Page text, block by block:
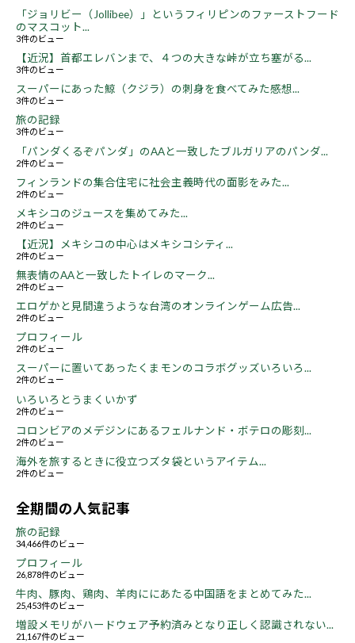
「ジョリビー（Jollibee）」というフィリピンのファーストフード
のマスコット...
3件のビュー
【近況】首都エレバンまで、４つの大きな峠が立ち塞がる...
3件のビュー
スーパーにあった鯨（クジラ）の刺身を食べてみた感想...
3件のビュー
旅の記録
3件のビュー
「パンダくるぞパンダ」のAAと一致したブルガリアのパンダ...
2件のビュー
フィンランドの集合住宅に社会主義時代の面影をみた...
2件のビュー
メキシコのジュースを集めてみた...
2件のビュー
【近況】メキシコの中心はメキシコシティ...
2件のビュー
無表情のAAと一致したトイレのマーク...
2件のビュー
エロゲかと見間違うような台湾のオンラインゲーム広告...
2件のビュー
プロフィール
2件のビュー
スーパーに置いてあったくまモンのコラボグッズいろいろ...
2件のビュー
いろいろとうまくいかず
2件のビュー
コロンビアのメデジンにあるフェルナンド・ボテロの彫刻...
2件のビュー
海外を旅するときに役立つズタ袋というアイテム...
2件のビュー
全期間の人気記事
旅の記録
34,466件のビュー
プロフィール
26,878件のビュー
牛肉、豚肉、鶏肉、羊肉ににあたる中国語をまとめてみた...
25,453件のビュー
増設メモリがハードウェア予約済みとなり正しく認識されない...
21,167件のビュー